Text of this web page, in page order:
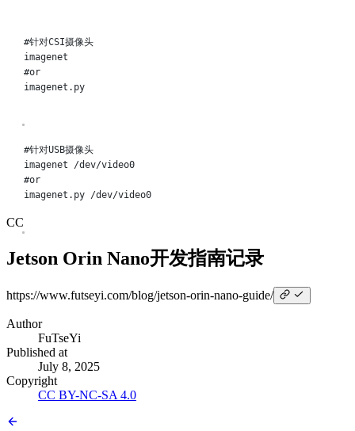
#针对CSI摄像头
imagenet
#or
imagenet.py
#针对USB摄像头
imagenet
/dev/video0
#or
imagenet.py
/dev/video0
CC
Jetson Orin Nano开发指南记录
https://www.futseyi.com/blog/jetson-orin-nano-guide/
Author
FuTseYi
Published at
July 8, 2025
Copyright
CC BY-NC-SA 4.0